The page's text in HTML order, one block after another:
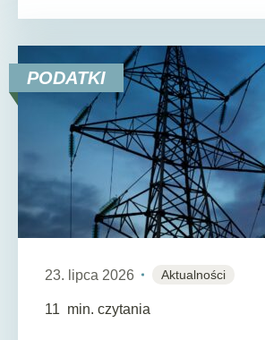
PODATKI
23. lipca 2026 Aktualności
11 min. czytania